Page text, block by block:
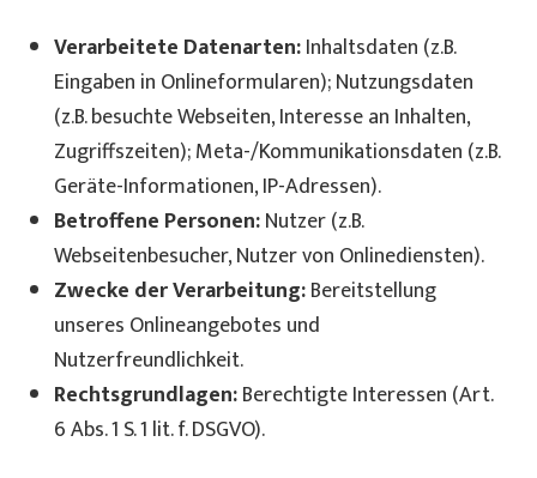
Verarbeitete Datenarten:Inhaltsdaten (z.B.
Eingaben in Onlineformularen); Nutzungsdaten
(z.B. besuchte Webseiten, Interesse an Inhalten,
Zugriffszeiten); Meta-/Kommunikationsdaten (z.B.
Geräte-Informationen, IP-Adressen).
Betroffene Personen:Nutzer (z.B.
Webseitenbesucher, Nutzer von Onlinediensten).
Zwecke der Verarbeitung:Bereitstellung
unseres Onlineangebotes und
Nutzerfreundlichkeit.
Rechtsgrundlagen:Berechtigte Interessen (Art.
6 Abs. 1 S. 1 lit. f. DSGVO).